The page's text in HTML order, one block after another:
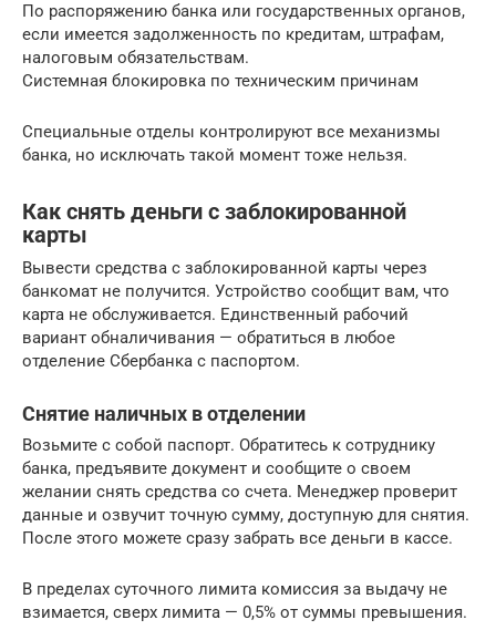
По распоряжению банка или государственных органов,
если имеется задолженность по кредитам, штрафам,
налоговым обязательствам.
Системная блокировка по техническим причинам
Специальные отделы контролируют все механизмы
банка, но исключать такой момент тоже нельзя.
Как снять деньги с заблокированной
карты
Вывести средства с заблокированной карты через
банкомат не получится. Устройство сообщит вам, что
карта не обслуживается. Единственный рабочий
вариант обналичивания — обратиться в любое
отделение Сбербанка с паспортом.
Снятие наличных в отделении
Возьмите с собой паспорт. Обратитесь к сотруднику
банка, предъявите документ и сообщите о своем
желании снять средства со счета. Менеджер проверит
данные и озвучит точную сумму, доступную для снятия.
После этого можете сразу забрать все деньги в кассе.
В пределах суточного лимита комиссия за выдачу не
взимается, сверх лимита — 0,5% от суммы превышения.